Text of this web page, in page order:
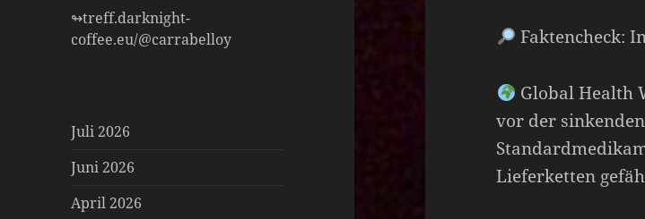
↬treff.darknight-
coffee.eu/@carrabelloy
Juli 2026
Juni 2026
April 2026
Faktencheck:
Global Health
vor der
Lieferketten